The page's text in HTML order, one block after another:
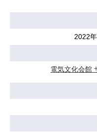
2022
電気文化会館